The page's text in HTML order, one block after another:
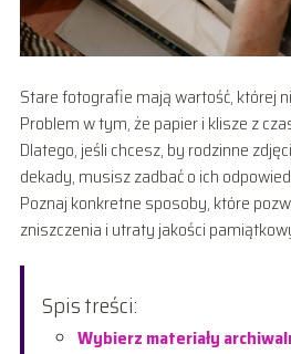
Stare fotografie mają wartość, której
Problem w tym, że papier i klisze z
Dlatego, jeśli chcesz, by rodzinne
dekady, musisz zadbać o ich
Poznaj konkretne sposoby, które
zniszczenia i utraty jakości
Spis treści:
Wybierz materiały